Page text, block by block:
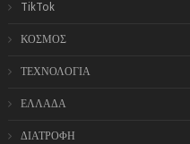
TikTok
ΚΟΣΜΟΣ
ΤΕΧΝΟΛΟΓΙΑ
ΕΛΛΑΔΑ
ΔΙΑΤΡΟΦΗ